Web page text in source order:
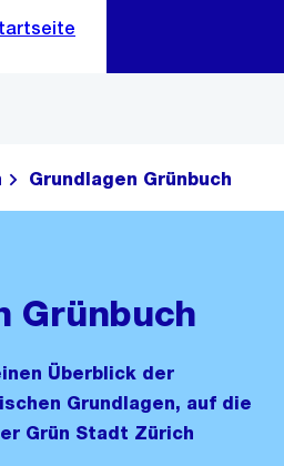
ein
Grundlagen Grünbuch
Grünbuch
Überblick der
Grundlagen, auf die
Grün Stadt Zürich